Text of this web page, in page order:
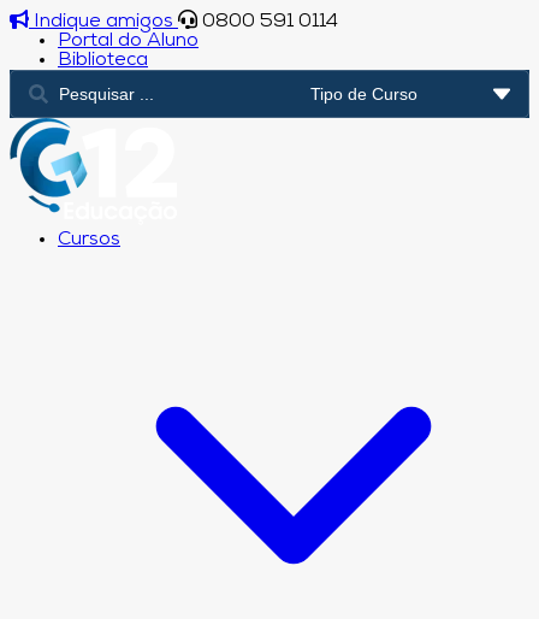
Indique amigos
0800 591 0114
Portal do Aluno
Biblioteca
Cursos